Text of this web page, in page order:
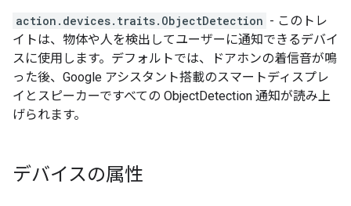
action.devices.traits.ObjectDetection - このトレ
イトは、物体や人を検出してユーザーに通知できるデバイ
スに使用します。デフォルトでは、ドアホンの着信音が鳴
った後、Google アシスタント搭載のスマートディスプレ
イとスピーカーですべての ObjectDetection 通知が読み上
げられます。
デバイスの属性